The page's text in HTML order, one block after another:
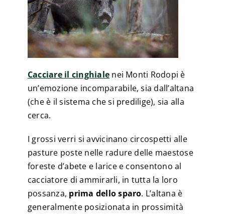
Cacciare il cinghiale nei Monti Rodopi è
un’emozione incomparabile, sia dall’altana
(che è il sistema che si predilige), sia alla
cerca.
I grossi verri si avvicinano circospetti alle
pasture poste nelle radure delle maestose
foreste d’abete e larice e consentono al
cacciatore di ammirarli, in tutta la loro
possanza, prima dello sparo. L’altana è
generalmente posizionata in prossimità